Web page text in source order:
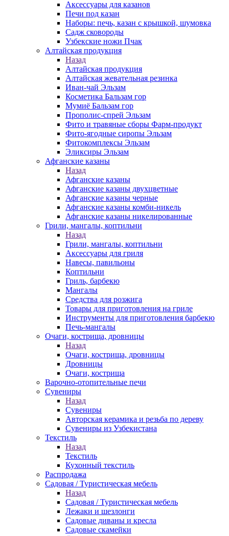
Аксессуары для казанов
Печи под казан
Наборы: печь, казан с крышкой, шумовка
Садж сковороды
Узбекские ножи Пчак
Алтайская продукция
Назад
Алтайская продукция
Алтайская жевательная резинка
Иван-чай Эльзам
Косметика Бальзам гор
Мумиё Бальзам гор
Прополис-спрей Эльзам
Фито и травяные сборы Фарм-продукт
Фито-ягодные сиропы Эльзам
Фитокомплексы Эльзам
Эликсиры Эльзам
Афганские казаны
Назад
Афганские казаны
Афганские казаны двухцветные
Афганские казаны черные
Афганские казаны комби-никель
Афганские казаны никелированные
Грили, мангалы, коптильни
Назад
Грили, мангалы, коптильни
Аксессуары для гриля
Навесы, павильоны
Коптильни
Гриль, барбекю
Мангалы
Средства для розжига
Товары для приготовления на гриле
Инструменты для приготовления барбекю
Печь-мангалы
Очаги, кострища, дровницы
Назад
Очаги, кострища, дровницы
Дровницы
Очаги, кострища
Варочно-отопительные печи
Сувениры
Назад
Сувениры
Авторская керамика и резьба по дереву
Сувениры из Узбекистана
Текстиль
Назад
Текстиль
Кухонный текстиль
Распродажа
Садовая / Туристическая мебель
Назад
Садовая / Туристическая мебель
Лежаки и шезлонги
Садовые диваны и кресла
Садовые скамейки